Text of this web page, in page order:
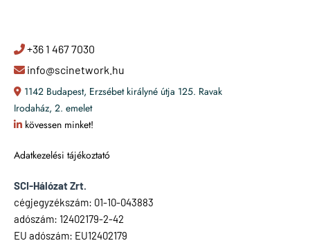
+36 1 467 7030
info@scinetwork.hu
1142 Budapest, Erzsébet királyné útja 125. Ravak
Irodaház, 2. emelet
kövessen minket!
Adatkezelési tájékoztató
SCI-Hálózat Zrt.
cégjegyzékszám: 01-10-043883
adószám: 12402179-2-42
EU adószám: EU12402179